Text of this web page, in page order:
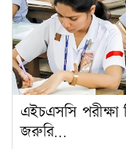
এইচএসসি
জরুরি…